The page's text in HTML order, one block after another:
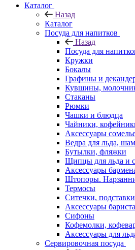
Каталог
Назад
Каталог
Посуда для напитков
Назад
Посуда для
Кружки
Бокалы
Графины и
Кувшины,
Стаканы
Рюмки
Чашки и блюдца
Чайники,
Аксессуары
Ведра для льда,
Бутылки, фляжки
Щипцы для льда и
Аксессуары
Штопоры.
Термосы
Ситечки,
Аксессуары бариста
Сифоны
Кофемолки,
Аксессуары для
Сервировочная посуда